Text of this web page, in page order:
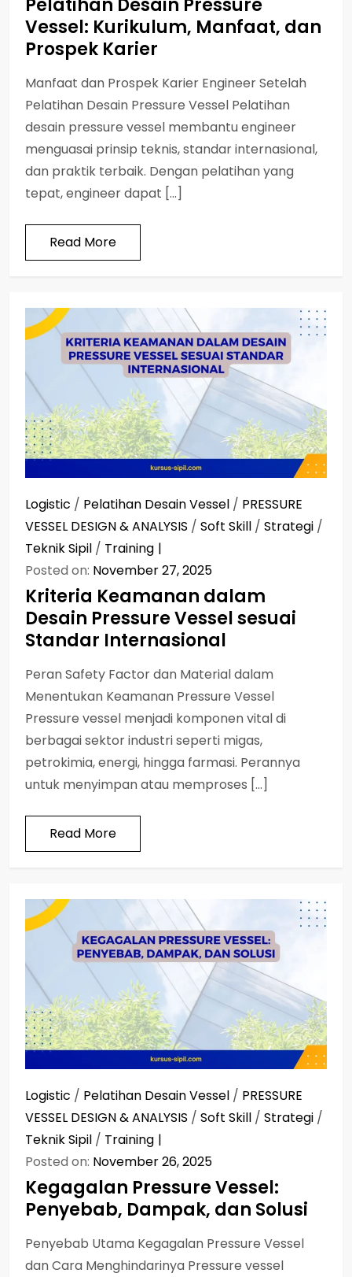
Pelatihan Desain Pressure
Vessel: Kurikulum, Manfaat, dan
Prospek Karier
Manfaat dan Prospek Karier Engineer Setelah
Pelatihan Desain Pressure Vessel Pelatihan
desain pressure vessel membantu engineer
menguasai prinsip teknis, standar internasional,
dan praktik terbaik. Dengan pelatihan yang
tepat, engineer dapat […]
Read More
Logistic / Pelatihan Desain Vessel / PRESSURE
VESSEL DESIGN & ANALYSIS / Soft Skill / Strategi /
Teknik Sipil / Training
Posted on: November 27, 2025
Kriteria Keamanan dalam
Desain Pressure Vessel sesuai
Standar Internasional
Peran Safety Factor dan Material dalam
Menentukan Keamanan Pressure Vessel
Pressure vessel menjadi komponen vital di
berbagai sektor industri seperti migas,
petrokimia, energi, hingga farmasi. Perannya
untuk menyimpan atau memproses […]
Read More
Logistic / Pelatihan Desain Vessel / PRESSURE
VESSEL DESIGN & ANALYSIS / Soft Skill / Strategi /
Teknik Sipil / Training
Posted on: November 26, 2025
Kegagalan Pressure Vessel:
Penyebab, Dampak, dan Solusi
Penyebab Utama Kegagalan Pressure Vessel
dan Cara Menghindarinya Pressure vessel